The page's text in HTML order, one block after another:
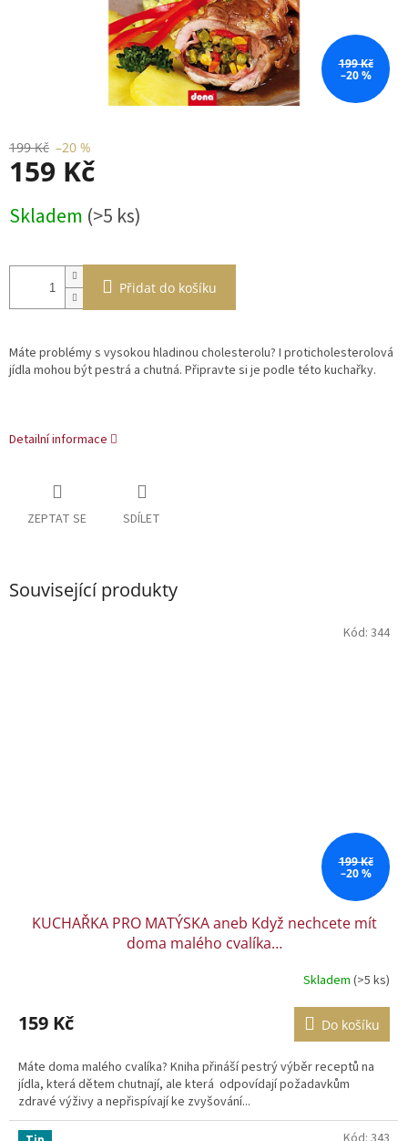
199 Kč
–20 %
199 Kč –20 %
159 Kč
cena:
Skladem (>5 ks)
Přidat do košíku
Máte problémy s vysokou hladinou cholesterolu? I proticholesterolová
jídla mohou být pestrá a chutná. Připravte si je podle této kuchařky.
Detailní informace
ZEPTAT SE SDÍLET
Související produkty
199 Kč
–20 %
KUCHAŘKA PRO MATÝSKA aneb Když nechcete mít
doma malého cvalíka…
Skladem (>5 ks)
159 Kč Do košíku
Máte doma malého cvalíka? Kniha přináší pestrý výběr receptů na
jídla, která dětem chutnají, ale která odpovídají požadavkům
zdravé výživy a nepřispívají ke zvyšování...
Kód: 344